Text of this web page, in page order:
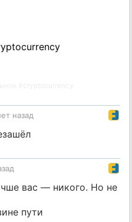
назад
вас — никого. Но не
пути